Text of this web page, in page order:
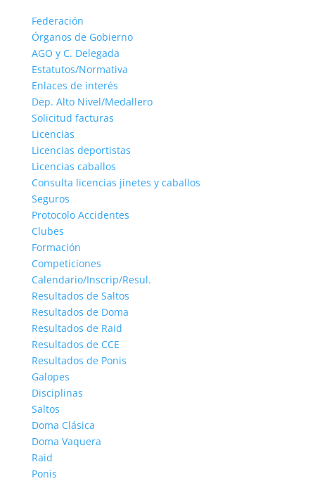
Federación
Órganos de Gobierno
AGO y C. Delegada
Estatutos/Normativa
Enlaces de interés
Dep. Alto Nivel/Medallero
Solicitud facturas
Licencias
Licencias deportistas
Licencias caballos
Consulta licencias jinetes y caballos
Seguros
Protocolo Accidentes
Clubes
Formación
Competiciones
Calendario/Inscrip/Resul.
Resultados de Saltos
Resultados de Doma
Resultados de Raid
Resultados de CCE
Resultados de Ponis
Galopes
Disciplinas
Saltos
Doma Clásica
Doma Vaquera
Raid
Ponis